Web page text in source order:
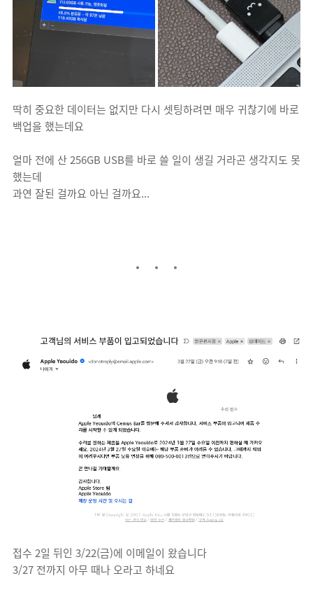
딱히 중요한 데이터는 없지만 다시 셋팅하려면 매우 귀찮기에 바로
백업을 했는데요
얼마 전에 산 256GB USB를 바로 쓸 일이 생길 거라곤 생각지도 못
했는데
과연 잘된 걸까요 아닌 걸까요...
접수 2일 뒤인 3/22(금)에 이메일이 왔습니다
3/27 전까지 아무 때나 오라고 하네요